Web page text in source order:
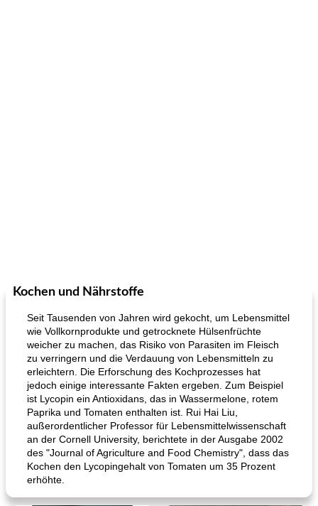
Kochen und Nährstoffe
Seit Tausenden von Jahren wird gekocht, um Lebensmittel
wie Vollkornprodukte und getrocknete Hülsenfrüchte
weicher zu machen, das Risiko von Parasiten im Fleisch
zu verringern und die Verdauung von Lebensmitteln zu
erleichtern. Die Erforschung des Kochprozesses hat
jedoch einige interessante Fakten ergeben. Zum Beispiel
ist Lycopin ein Antioxidans, das in Wassermelone, rotem
Paprika und Tomaten enthalten ist. Rui Hai Liu,
außerordentlicher Professor für Lebensmittelwissenschaft
an der Cornell University, berichtete in der Ausgabe 2002
des "Journal of Agriculture and Food Chemistry", dass das
Kochen den Lycopingehalt von Tomaten um 35 Prozent
erhöhte.